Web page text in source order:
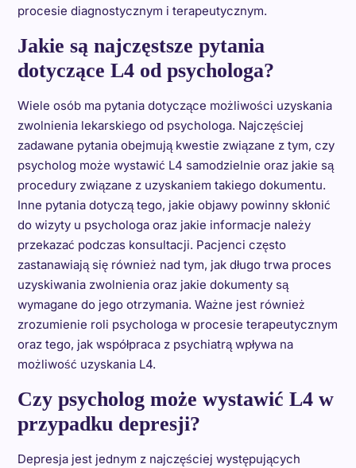
procesie diagnostycznym i terapeutycznym.
Jakie są najczęstsze pytania
dotyczące L4 od psychologa?
Wiele osób ma pytania dotyczące możliwości uzyskania
zwolnienia lekarskiego od psychologa. Najczęściej
zadawane pytania obejmują kwestie związane z tym, czy
psycholog może wystawić L4 samodzielnie oraz jakie są
procedury związane z uzyskaniem takiego dokumentu.
Inne pytania dotyczą tego, jakie objawy powinny skłonić
do wizyty u psychologa oraz jakie informacje należy
przekazać podczas konsultacji. Pacjenci często
zastanawiają się również nad tym, jak długo trwa proces
uzyskiwania zwolnienia oraz jakie dokumenty są
wymagane do jego otrzymania. Ważne jest również
zrozumienie roli psychologa w procesie terapeutycznym
oraz tego, jak współpraca z psychiatrą wpływa na
możliwość uzyskania L4.
Czy psycholog może wystawić L4 w
przypadku depresji?
Depresja jest jednym z najczęściej występujących